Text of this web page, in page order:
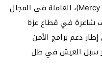
أعلنت منظمة ميرسي كور (Mercy Corps)، العاملة في المجال
شاغرة في قطاع غزة
دعم برامج الأمن
سبل العيش في ظل